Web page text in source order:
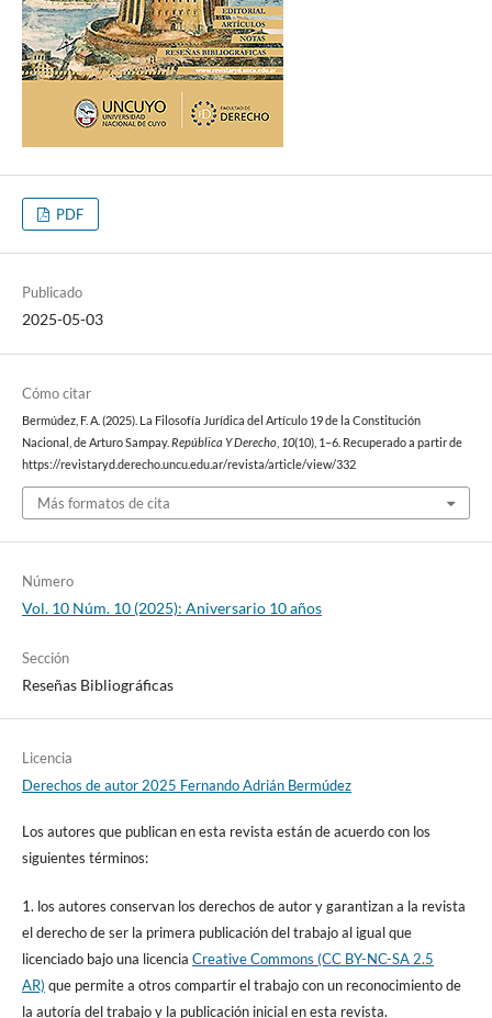
PDF
Publicado
2025-05-03
Cómo citar
Bermúdez, F. A. (2025). La Filosofía Jurídica del Artículo 19 de la Constitución
Nacional, de Arturo Sampay. República Y Derecho, 10(10), 1–6. Recuperado a partir de
https://revistaryd.derecho.uncu.edu.ar/revista/article/view/332
Más formatos de cita
Número
Vol. 10 Núm. 10 (2025): Aniversario 10 años
Sección
Reseñas Bibliográficas
Licencia
Derechos de autor 2025 Fernando Adrián Bermúdez
Los autores que publican en esta revista están de acuerdo con los
siguientes términos:
1. los autores conservan los derechos de autor y garantizan a la revista
el derecho de ser la primera publicación del trabajo al igual que
licenciado bajo una licencia Creative Commons (CC BY-NC-SA 2.5
AR) que permite a otros compartir el trabajo con un reconocimiento de
la autoría del trabajo y la publicación inicial en esta revista.